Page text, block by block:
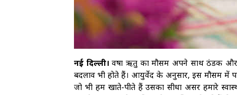
नई दिल्ली। वर्षा ऋतु का मौसम अपने साथ ठंडक
बदलाव भी होते हैं। आयुर्वेद के अनुसार, इस मौसम में
जो भी हम खाते-पीते हैं उसका सीधा असर हमारे